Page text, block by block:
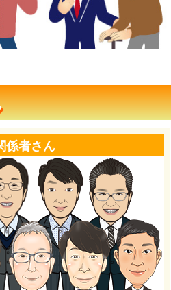
係者さん